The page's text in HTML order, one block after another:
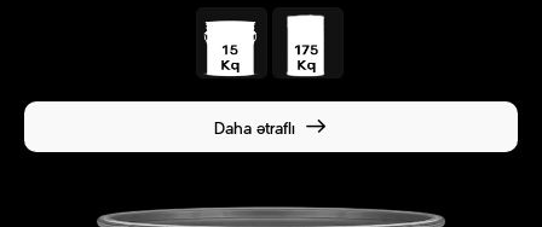
Daha ətraflı